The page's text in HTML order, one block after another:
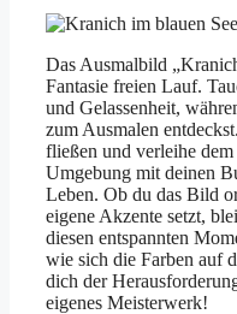
Das Ausmalbild
Fantasie freien Lauf.
und Gelassenheit,
zum Ausmalen
fließen und verleihe
Umgebung mit deinen
Leben. Ob du das Bild
eigene Akzente setzt,
diesen entspannten
wie sich die Farben auf
dich der
eigenes Meisterwerk!